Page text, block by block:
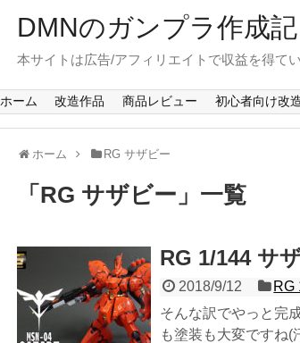
DMNのガンプラ作成記
本サイトは広告/アフィリエイトで収益を得て
ホーム 改造作品 商品レビュー 初心者向け改
ホーム RG サザビー
「 RG サザビー 」 一覧
RG 1/144 サ
2018/9/12 RG
そんな訳でやっと完
も塗装も大変ですね(